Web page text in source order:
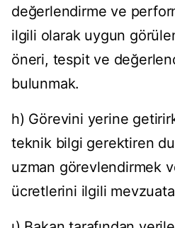
değerlendirme ve
ilgili olarak uygun
öneri, tespit ve
bulunmak.
h) Görevini yerine
teknik bilgi gerektiren
uzman görevlendirmek
ücretlerini ilgili